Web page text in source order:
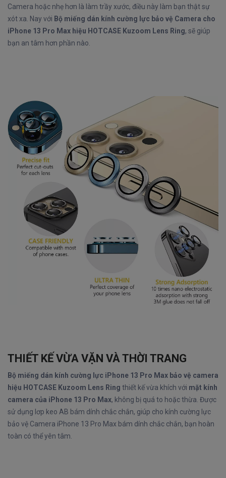
Camera hoặc nhẹ hơn là làm trầy xước, điều này làm bạn thật sự
xót xa. Nay với Bộ miếng dán kính cường lực bảo vệ Camera cho
iPhone 13 Pro Max hiệu HOTCASE Kuzoom Lens Ring, sẽ giúp
bạn an tâm hơn phần nào.
THIẾT KẾ VỪA VẶN VÀ THỜI TRANG
Bộ miếng dán kính cường lực iPhone 13 Pro Max bảo vệ camera
hiệu HOTCASE Kuzoom Lens Ring thiết kế vừa khích với mặt kính
camera của iPhone 13 Pro Max, không bị quá to hoặc thừa. Được
sử dụng lơp keo AB bám dính chắc chắn, giúp cho kính cường lực
bảo vệ Camera iPhone 13 Pro Max bám dính chắc chắn, bạn hoàn
toàn có thể yên tâm.